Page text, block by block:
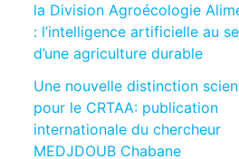
la Division Agroécologie
: l’intelligence artificielle au
d’une agriculture durable
Une nouvelle distinction
pour le CRTAA: publication
internationale du chercheur
MEDJDOUB Chabane